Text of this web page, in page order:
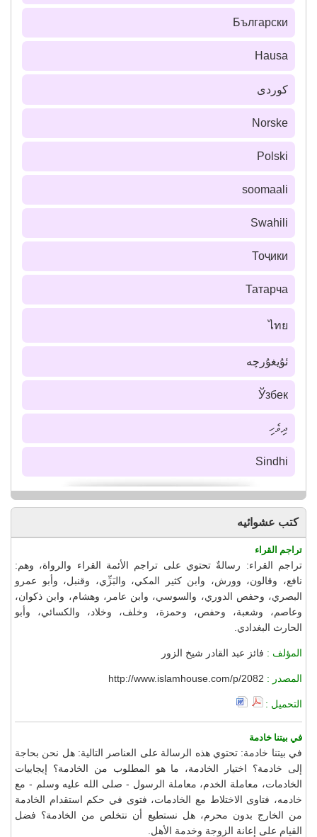
Български
Hausa
كوردی
Norske
Polski
soomaali
Swahili
Тоҷики
Татарча
ไทย
ئۇيغۇرچە
Ўзбек
ދިވެހި
Sindhi
كتب عشوائيه
تراجم القراء
تراجم القراء: رسالةٌ تحتوي على تراجم الأئمة القراء والرواة، وهم:
نافع، وقالون، وورش، وابن كثير المكي، والبَزِّي، وقنبل، وأبو عمرو
البصري، وحفص الدوري، والسوسي، وابن عامر، وهشام، وابن ذكوان،
وعاصم، وشعبة، وحفص، وحمزة، وخلف، وخلاد، والكسائي، وأبو
الحارث البغدادي.
المؤلف : فائز عبد القادر شيخ الزور
المصدر : http://www.islamhouse.com/p/2082
التحميل :
في بيتنا خادمة
في بيتنا خادمة: تحتوي هذه الرسالة على العناصر التالية: هل نحن بحاجة
إلى خادمة؟ اختيار الخادمة، ما هو المطلوب من الخادمة؟ إيجابيات
الخادمات، معاملة الخدم، معاملة الرسول - صلى الله عليه وسلم - مع
خادمه، فتاوى الاختلاط مع الخادمات، فتوى في حكم استقدام الخادمة
من الخارج بدون محرم، هل نستطيع أن نتخلص من الخادمة؟ فضل
القيام على إعانة الزوجة وخدمة الأهل.